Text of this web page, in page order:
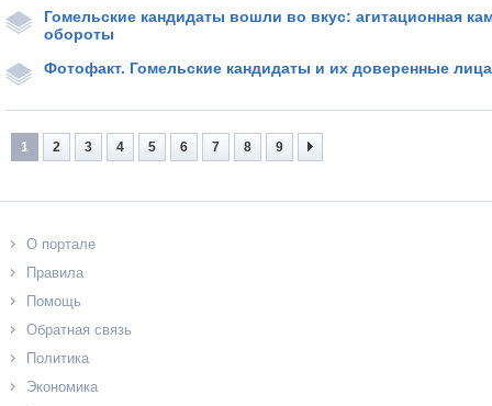
Гомельские кандидаты вошли во вкус: агитационная
обороты
Фотофакт. Гомельские кандидаты и их доверенные
1 2 3 4 5 6 7 8 9
О портале
Правила
Помощь
Обратная связь
Политика
Экономика